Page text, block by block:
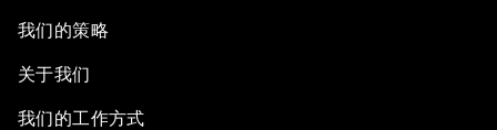
我们的策略
关于我们
我们的工作方式